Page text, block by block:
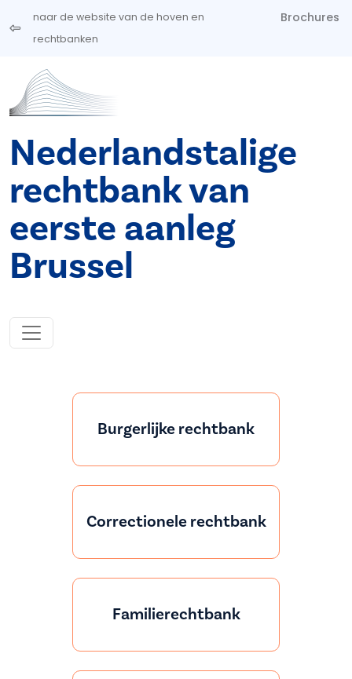
Overslaan en naar de inhoud gaan
naar de website van de hoven en
rechtbanken
Brochures
Nederlandstalige
rechtbank van
eerste aanleg
Brussel
Burgerlijke rechtbank
Correctionele rechtbank
Familierechtbank